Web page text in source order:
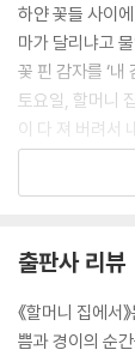
하얀 꽃들 사이
마가 달리냐고
꽃 핀 감자를 ‘내
토요일, 할머니
이 다 져 버려서
보다가 골이 나
할머니랑 아빠
다. 피융! 자그마
보나마나 할머
출판사 리뷰
《할머니 집에서
쁨과 경이의 순